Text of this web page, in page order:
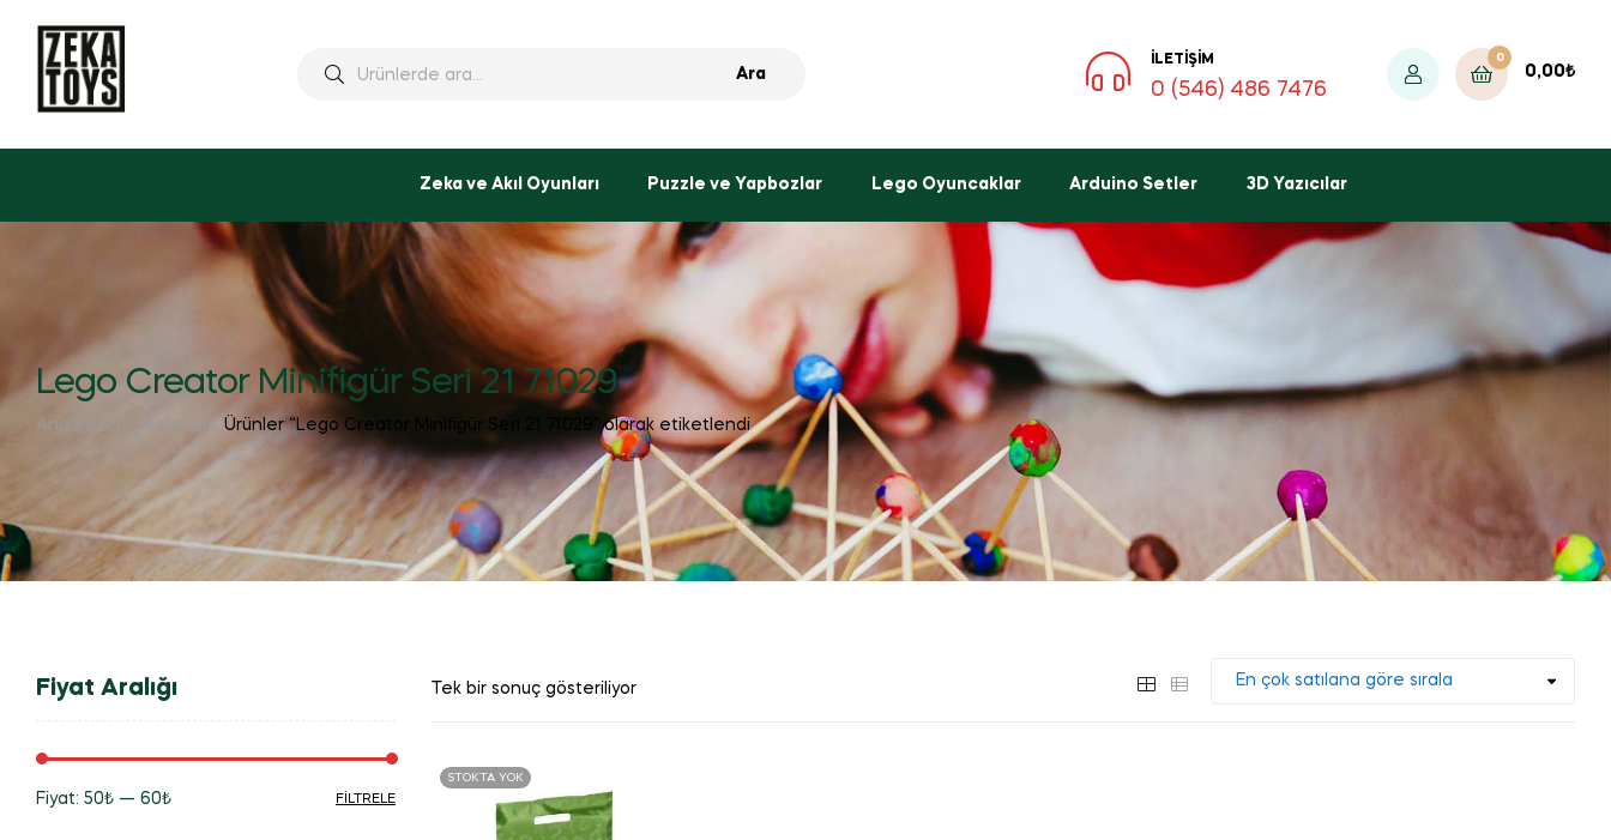
Ara
İLETIŞIM
0 (546) 486 7476
0
0,00₺
Zeka ve Akıl Oyunları Puzzle ve Yapbozlar Lego Oyuncaklar Arduino Setler 3D Yazıcılar
Lego Creator Minifigür Seri 21 71029
Ana Sayfa Ürünler “Lego Creator Minifigür Seri 21 71029” olarak etiketlendi
Tek bir sonuç gösteriliyor
STOKTA YOK
Fiyat Aralığı
FILTRELE
Fiyat: 50₺ — 60₺